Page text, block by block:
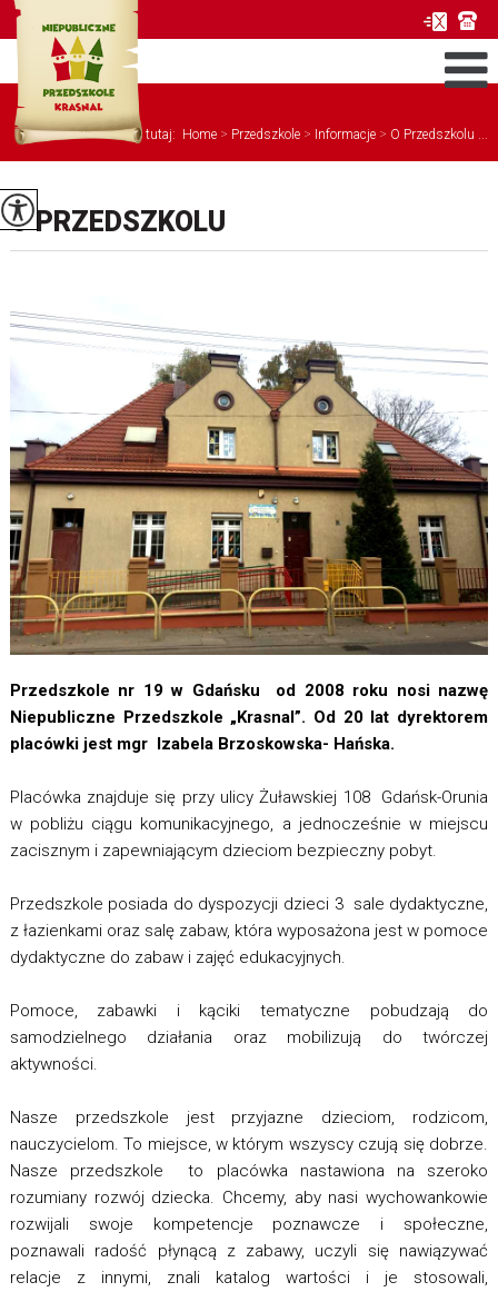
Jesteś tutaj: Home > Przedszkole > Informacje > O Przedszkolu ...
O PRZEDSZKOLU
Przedszkole nr 19 w Gdańsku od 2008 roku nosi nazwę
Niepubliczne Przedszkole „Krasnal”. Od 20 lat dyrektorem
placówki jest mgr Izabela Brzoskowska- Hańska.
Placówka znajduje się przy ulicy Żuławskiej 108 Gdańsk-Orunia
w pobliżu ciągu komunikacyjnego, a jednocześnie w miejscu
zacisznym i zapewniającym dzieciom bezpieczny pobyt.
Przedszkole posiada do dyspozycji dzieci 3 sale dydaktyczne,
z łazienkami oraz salę zabaw, która wyposażona jest w pomoce
dydaktyczne do zabaw i zajęć edukacyjnych.
Pomoce, zabawki i kąciki tematyczne pobudzają do
samodzielnego działania oraz mobilizują do twórczej
aktywności.
Nasze przedszkole jest przyjazne dzieciom, rodzicom,
nauczycielom. To miejsce, w którym wszyscy czują się dobrze.
Nasze przedszkole to placówka nastawiona na szeroko
rozumiany rozwój dziecka. Chcemy, aby nasi wychowankowie
rozwijali swoje kompetencje poznawcze i społeczne,
poznawali radość płynącą z zabawy, uczyli się nawiązywać
relacje z innymi, znali katalog wartości i je stosowali,